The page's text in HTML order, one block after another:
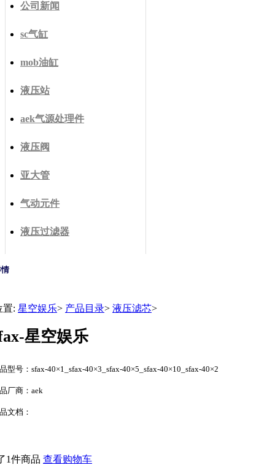
公司新闻
sc气缸
mob油缸
液压站
aek气源处理件
液压阀
亚大管
气动元件
液压过滤器
置: 星空娱乐> 产品目录> 液压滤芯>
星空娱乐
型号：sfax-40×1_sfax-40×3_sfax-40×5_sfax-40×10_sfax-40×2
厂商：aek
文档：
1件商品 查看购物车